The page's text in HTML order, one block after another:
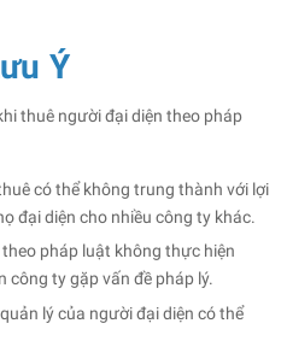
Ý
thuê người đại diện theo pháp
có thể không trung thành với lợi
đại diện cho nhiều công ty khác.
pháp luật không thực hiện
công ty gặp vấn đề pháp lý.
lý của người đại diện có thể